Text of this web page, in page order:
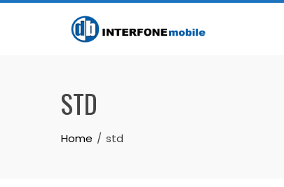
STD
Home std